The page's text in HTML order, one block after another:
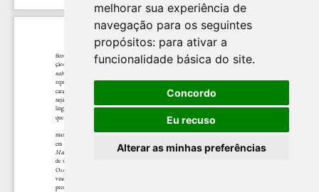
melhorar sua experiência de
navegação para os seguintes
propósitos: para ativar a
funcionalidade básica do site.
Concordo
Eu recuso
Alterar as minhas preferências